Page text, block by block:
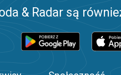
& Radar są